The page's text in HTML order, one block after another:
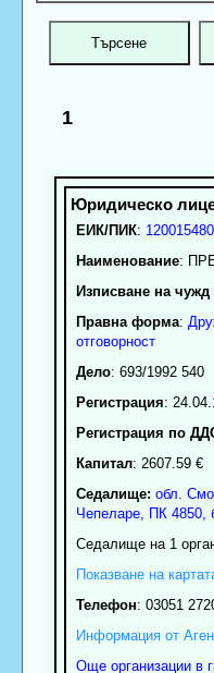
1
ЕИК/ПИК: 120015480
Наименование:
Изписване на чужд
Правна форма:
отговорност
Дело: 693/1992 540
Регистрация:
Регистрация по
Капитал: 2607.59 €
Седалище: обл.
Чепеларе, ПК 4850,
Седалище на 1
Показване на
Телефон: 03051
Информация от
Още организации в